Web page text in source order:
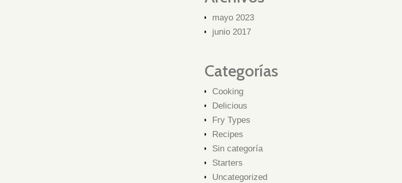
mayo 2023
junio 2017
Categorías
Cooking
Delicious
Fry Types
Recipes
Sin categoría
Starters
Uncategorized